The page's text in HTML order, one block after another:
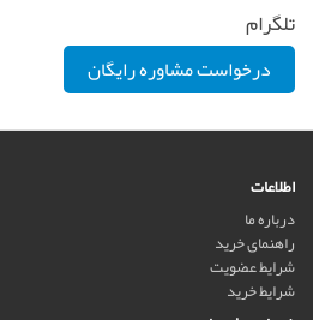
تلگرام
درخواست مشاوره رایگان
اطلاعات
درباره ما
راهنمای خرید
شرایط عضویت
شرایط خرید